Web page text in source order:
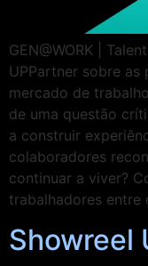
GEN@WORK |
UPPartner sobre
mercado de
de uma questão
a construir
colaboradores
continuar a viver?
trabalhadores
Showreel